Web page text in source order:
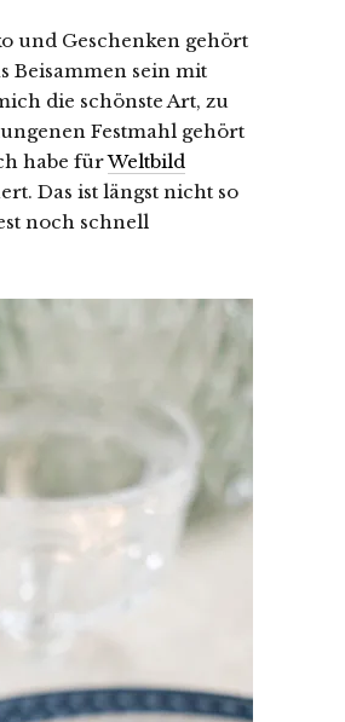
und Geschenken gehört
Beisammen sein mit
die schönste Art, zu
Festmahl gehört
habe fürWeltbild
Das ist längst nicht so
noch schnell